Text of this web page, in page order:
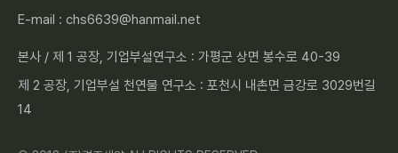
E-mail : chs6639@hanmail.net
본사 / 제 1 공장, 기업부설연구소 : 가평군 상면 봉수로 40-39
제 2 공장, 기업부설 천연물 연구소 : 포천시 내촌면 금강로 3029번길
14